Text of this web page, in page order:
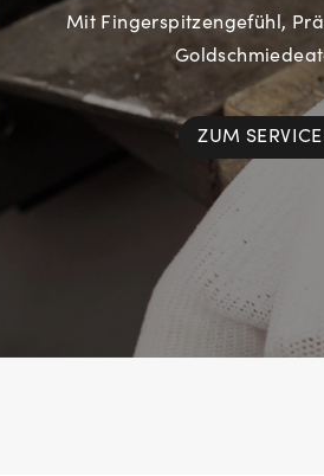
Mit Fingerspitzengefühl,
ZUM